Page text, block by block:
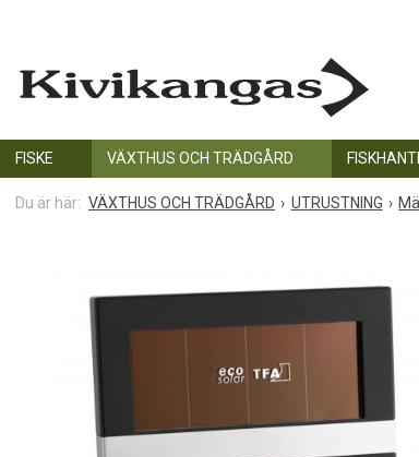
FISKE VÄXTHUS OCH TRÄDGÅRD
VÄXTHUS OCH TRÄDGÅRD UTRUSTNING